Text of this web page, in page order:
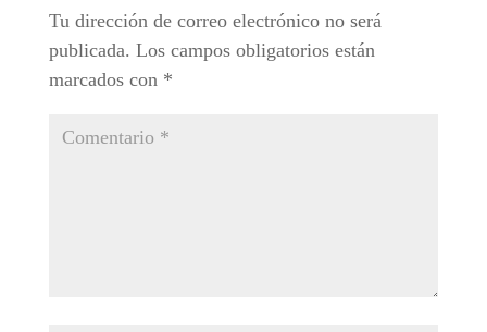
Tu dirección de correo electrónico no será
publicada. Los campos obligatorios están
marcados con *